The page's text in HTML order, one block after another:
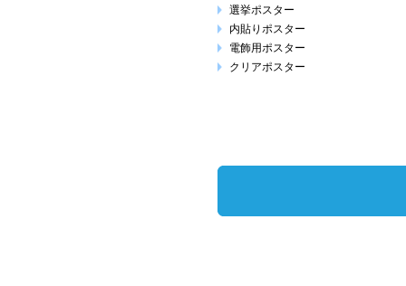
選挙ポスター
内貼りポスター
電飾用ポスター
クリアポスター